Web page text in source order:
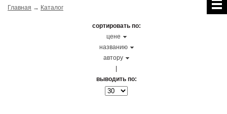
Главная → Каталог
сортировать по:
цене
названию
автору
выводить по: